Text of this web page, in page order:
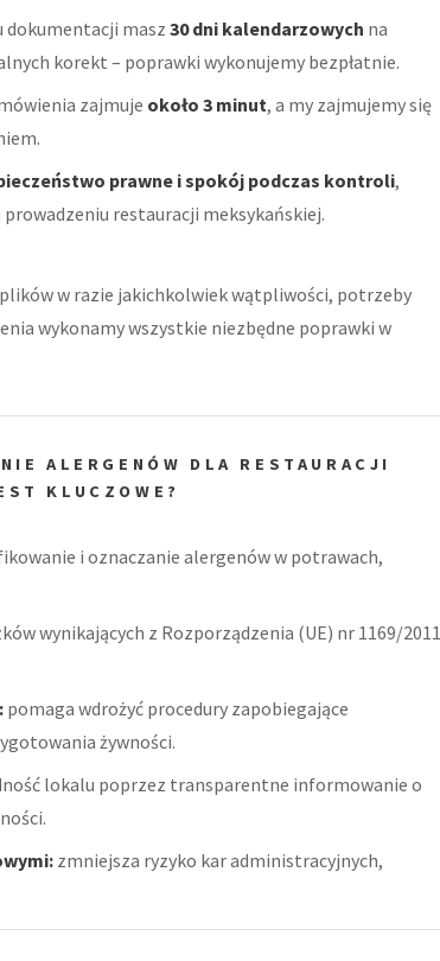
dokumentacji masz 30 dni kalendarzowych na
korekt – poprawki wykonujemy bezpłatnie.
zajmuje około 3 minut, a my zajmujemy się
prawne i spokój podczas kontroli,
restauracji meksykańskiej.
w razie jakichkolwiek wątpliwości, potrzeby
wykonamy wszystkie niezbędne poprawki w
ALERGENÓW DLA RESTAURACJI
KLUCZOWE?
i oznaczanie alergenów w potrawach,
wynikających z Rozporządzenia (UE) nr 1169/2011
pomaga wdrożyć procedury zapobiegające
żywności.
lokalu poprzez transparentne informowanie o
zmniejsza ryzyko kar administracyjnych,